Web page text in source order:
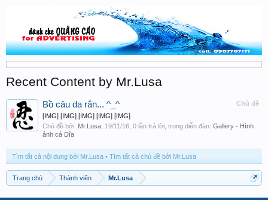
Recent Content by Mr.Lusa
Chủ đề
Bồ câu da rắn... ^_^
[IMG] [IMG] [IMG] [IMG] [IMG]
Chủ đề bởi: Mr.Lusa 19/11/16 , 0 lần trả lời, trong diễn đàn: Gallery - Hình
ảnh cá Dĩa
Tìm tất cả nội dung bởi Mr.Lusa Tìm tất cả chủ đề bởi Mr.Lusa
Trang chủ Thành viên Mr.Lusa